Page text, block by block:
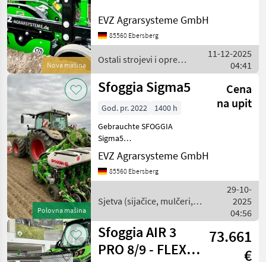
Nova mašina
Spargeltopfpflanzen
Eigenschaften: - praxisnah
konzipiert und somit
von Spargel i
EVZ Agrarsysteme GmbH
85560 Ebersberg
Ostali strojevi i oprema
/ Sfoggia
11-12-2025
04:41
Polovna mašina
Sfoggia Sigma5
Cena
na upit
God. pr. 2022
1400 h
Gebrauchte SFOGGIA
Sigma5
Einzelkornsämaschine Top
Ablagegenauigkeit gepaart
mit hoher Schlagkraft und
eine sehr gepflegte
Einzelkorsämas
EVZ Agrarsysteme GmbH
85560 Ebersberg
Sjetva (sijačice, mulčeri,
Sfoggia
29-10-
2025
04:56
Sfoggia AIR 3
PRO 8/9 - FLEX
73.661
€